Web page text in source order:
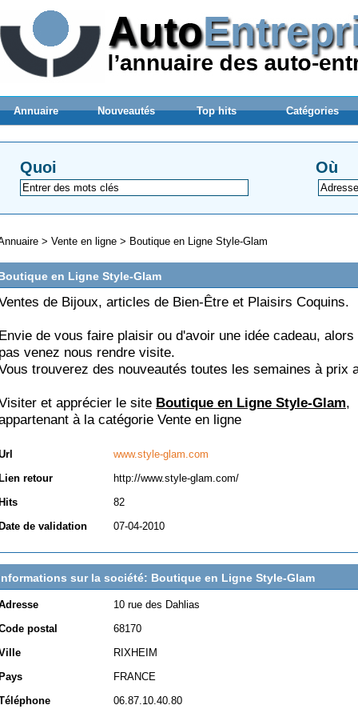
Annuaire Nouveautés Top hits Catégories
Quoi Où
> Vente en ligne > Boutique en Ligne Style-Glam
en Ligne Style-Glam
de Bijoux, articles de Bien-Être et Plaisirs Coquins.
de vous faire plaisir ou d'avoir une idée cadeau, alors
venez nous rendre visite.
trouverez des nouveautés toutes les semaines à prix
et apprécier le site Boutique en Ligne Style-Glam,
à la catégorie Vente en ligne
www.style-glam.com
retour
http://www.style-glam.com/
82
de validation
07-04-2010
sur la société: Boutique en Ligne Style-Glam
10 rue des Dahlias
postal
68170
RIXHEIM
FRANCE
06.87.10.40.80